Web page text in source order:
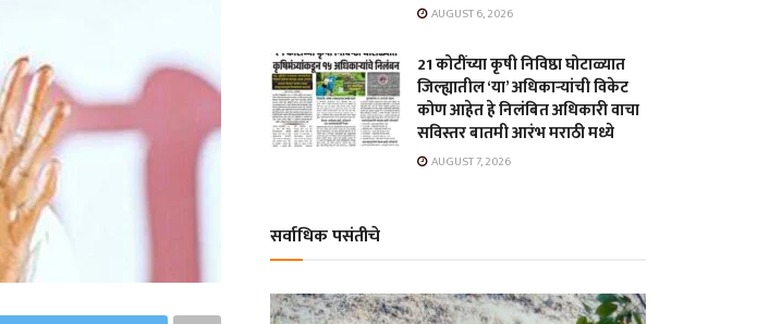
AUGUST 6, 2026
21 कोटींच्या कृषी निविष्ठा घोटाळ्यात
जिल्ह्यातील ‘या’ अधिकाऱ्यांची विकेट
कोण आहेत हे निलंबित अधिकारी वाचा
सविस्तर बातमी आरंभ मराठी मध्ये
AUGUST 7, 2026
सर्वाधिक पसंतीचे